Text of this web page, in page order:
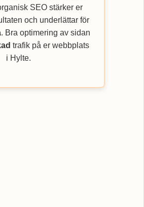
SEO stärker er
och underlättar för
. Bra optimering av sidan
trafik på er webbplats
i Hylte.